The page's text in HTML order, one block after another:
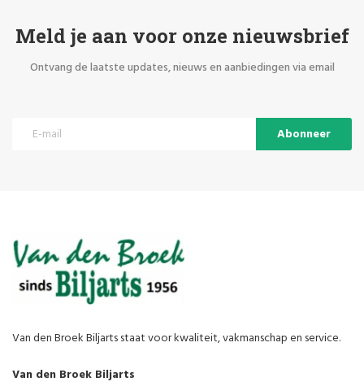
Meld je aan voor onze nieuwsbrief
Ontvang de laatste updates, nieuws en aanbiedingen via email
Abonneer
Van den Broek Biljarts staat voor kwaliteit, vakmanschap en service.
Van den Broek Biljarts